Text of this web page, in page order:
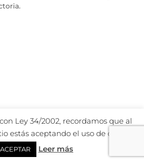
Ley 34/2002, recordamos que al
estás aceptando el uso de cookies.
ACEPTAR Leer más